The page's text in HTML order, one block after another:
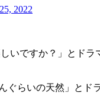
2022
いですか？」とド
らいの天然」とド